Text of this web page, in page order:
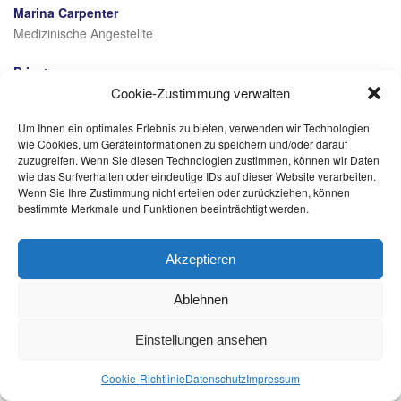
Cookie-Zustimmung verwalten
Um Ihnen ein optimales Erlebnis zu bieten, verwenden wir Technologien
wie Cookies, um Geräteinformationen zu speichern und/oder darauf
zuzugreifen. Wenn Sie diesen Technologien zustimmen, können wir Daten
wie das Surfverhalten oder eindeutige IDs auf dieser Website verarbeiten.
Wenn Sie Ihre Zustimmung nicht erteilen oder zurückziehen, können
bestimmte Merkmale und Funktionen beeinträchtigt werden.
Akzeptieren
Ablehnen
Einstellungen ansehen
Cookie-RichtlinieDatenschutzImpressum
Marina Carpenter
Medizinische Angestellte
Privates
Hallo, mein Name ist Marina Carpenter. Seit November 2023 bin
ich als Quereinsteigerin in der Praxis beschäftigt und wurde
herzlich mit offenen Armen empfangen. Gemeinsam mit meinem
Team freue ich mich, den Weg mit Ihnen zu gehen und Ihnen
Copyright All Rights Reserved ©2026
Kontakt
Datenschutz